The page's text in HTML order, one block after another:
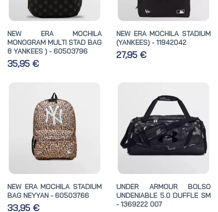
NEW ERA MOCHILA
MONOGRAM MULTI STAD BAG
8 YANKEES ) - 60503796
35,95 €
NEW ERA MOCHILA STADIUM
(YANKEES) - 11942042
27,95 €
NEW ERA MOCHILA STADIUM
BAG NEYYAN - 60503766
33,95 €
UNDER ARMOUR BOLSO
UNDENIABLE 5.0 DUFFLE SM
- 1369222 007